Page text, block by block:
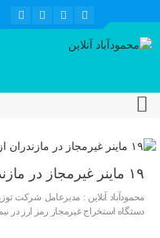
۱۹ ماینر غیرمجاز در مازندران از مدار خارج شد
دستگاه استخراج غیرمجاز رمز ارز در